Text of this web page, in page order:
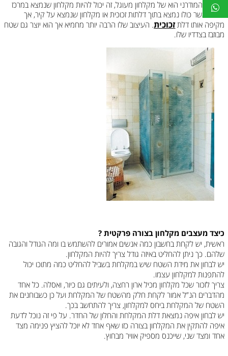
העיצוב המודרני הוא של מקלחון מעוגל, זה יכול להיות מקלחון שנמצא במרכז
החדר אשר כולו נמצא בתוך דלתות זכוכית או מקלחון שנמצא על קיר, אך
מקיפה אותו דלתזכוכית. העיצוב שלו הרבה יותר מחמיא אך הוא יוצר גם שטח
מבוזבז בצדדיו שלו.
כיצד מעצבים מקלחון בצורה פרקטית ?
ראשית, יש לקחת בחשבון כמה אנשים אמורים להשתמש בו ומה הגודל והגובה
שלהם. כך ניתן להחליט באיזה גודל צריך להיות המקלחון.
יש לבחון את מידת השטח שיש במקלחת בשביל להחליט כמה מתוכו יכול
להתפנות למקלחון עצמו.
צריך לזכור שכל מקלחון מכיל ארון רחצה, ולעיתים גם כיור, ואסלה. כל אחד
מהדברים הנ”ל אמור לקחת חלק מהשטח של המקלחת ועל כן כשבוחנים את
השטח של המקלחת ביחס למקלחון, צריך להתחשב בכך.
יש לבחון איפה נמצאת דלת המקלחת והחלון של החדר. על פי זה נוכל לדעת
איפה להתקין את המקלחון בצורה כזו שאף אחד לא יוכל להציץ פנימה מצד
אחד ומצד שני, שייכנס מספיק אוויר מבחוץ.